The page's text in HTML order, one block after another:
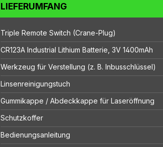
LIEFERUMFANG
Triple Remote Switch (Crane-Plug)
CR123A Industrial Lithium Batterie, 3V 1400mAh
Werkzeug für Verstellung (z. B. Inbusschlüssel)
Linsenreinigungstuch
Gummikappe / Abdeckkappe für Laseröffnung
Schutzkoffer
Bedienungsanleitung